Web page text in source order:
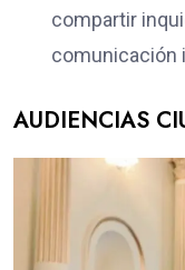
compartir
comunicación
AUDIENCIAS